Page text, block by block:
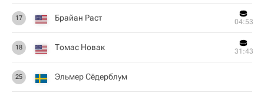
17 Брайан Раст 04:53
18 Томас Новак 31:43
25 Эльмер Сёдерблум